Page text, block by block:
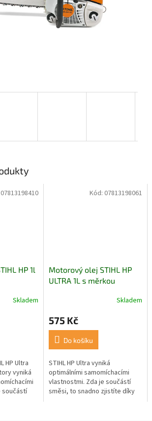
HP 1l
Skladem
HP Ultra
vyniká
součástí
07813198410
Motorový olej STIHL HP
ULTRA 1L s měrkou
produktu
je
5,0
z
hvězdiček.
Skladem
575 Kč
Do košíku
STIHL HP Ultra vyniká
optimálními samomíchacími
vlastnostmi. Zda je součástí
směsi, to snadno zjistíte díky
Kód: 07813198061